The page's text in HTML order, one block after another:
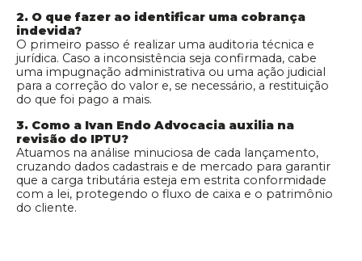
2. O que fazer ao identificar uma cobrança
indevida?
O primeiro passo é realizar uma auditoria técnica e
jurídica. Caso a inconsistência seja confirmada, cabe
uma impugnação administrativa ou uma ação judicial
para a correção do valor e, se necessário, a restituição
do que foi pago a mais.
3. Como a Ivan Endo Advocacia auxilia na
revisão do IPTU?
Atuamos na análise minuciosa de cada lançamento,
cruzando dados cadastrais e de mercado para garantir
que a carga tributária esteja em estrita conformidade
com a lei, protegendo o fluxo de caixa e o patrimônio
do cliente.